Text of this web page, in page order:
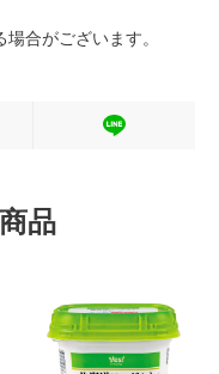
合がございます。
でシェアするLINEでシェ
品